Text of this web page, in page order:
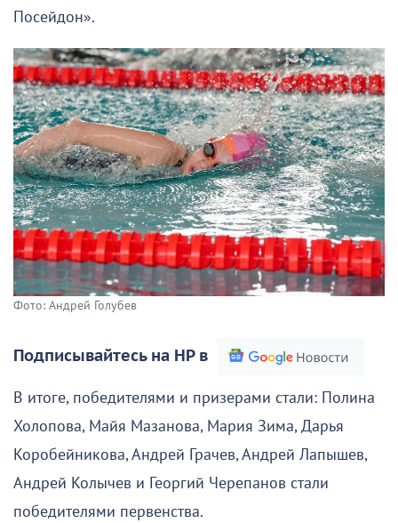
Посейдон».
Фото: Андрей Голубев
Подписывайтесь на НР в
В итоге, победителями и призерами стали: Полина
Холопова, Майя Мазанова, Мария Зима, Дарья
Коробейникова, Андрей Грачев, Андрей Лапышев,
Андрей Колычев и Георгий Черепанов стали
победителями первенства.